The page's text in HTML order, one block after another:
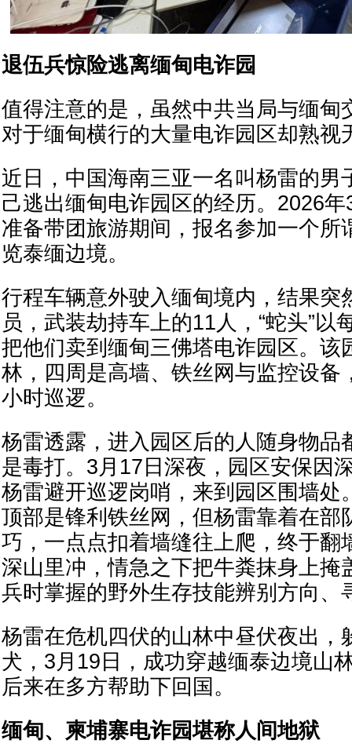
退伍兵惊险逃离缅甸电诈园
值得注意的是，虽然中共当局与缅甸
对于缅甸横行的大量电诈园区却熟视
近日，中国海南三亚一名叫杨雷的男
己逃出缅甸电诈园区的经历。2026
准备带团旅游期间，报名参加一个所
览泰缅边境。
行程车辆意外驶入缅甸境内，结果突
员，武装劫持车上的11人，“蛇头”以
把他们卖到缅甸三佛塔电诈园区。该
林，四周是高墙、铁丝网与监控设备
小时巡逻。
杨雷透露，进入园区后的人随身物品
是毒打。3月17日深夜，园区安保因
杨雷避开巡逻岗哨，来到园区围墙处
顶部是锋利铁丝网，但杨雷靠着在部
巧，一点点扣着墙缝往上爬，终于翻
深山里冲，情急之下把牛粪抹身上掩
兵时掌握的野外生存技能辨别方向、
杨雷在危机四伏的山林中昼伏夜出，
犬，3月19日，成功穿越缅泰边境山
后来在多方帮助下回国。
缅甸、柬埔寨电诈园堪称人间地狱